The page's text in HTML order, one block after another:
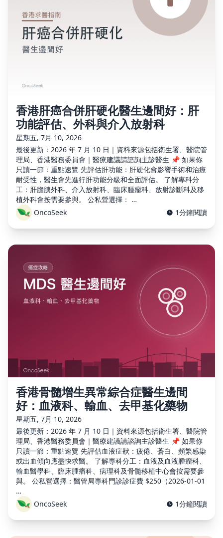
香港肝癌合併肝硬化醫生邊間好：肝
功能評估、外科與介入放射科
星期五, 7月 10, 2026
最後更新：2026 年 7 月 10 日｜資料來源包括衛生署、醫院管
理局、香港醫務委員會｜醫療建議請諮詢主診醫生 📌 如果你
只讀一節：重點速覽 先評估肝功能：肝硬化會影響手術和治療
耐受性，醫生會先進行肝功能分級和全面評估。 了解專科分
工：肝膽胰外科、介入放射科、臨床腫瘤科、放射診斷科及移
植外科會按需要參與。 公私營選擇： …
OncoSeek
1分鐘閱讀
香港骨髓增生異常綜合症醫生邊間
好：血液科、輸血、去甲基化藥物
星期五, 7月 10, 2026
最後更新：2026 年 7 月 10 日｜資料來源包括衛生署、醫院管
理局、香港醫務委員會｜醫療建議請諮詢主診醫生 📌 如果你
只讀一節：重點速覽 先評估血液症狀：疲倦、蒼白、頻繁感染
或出血傾向應盡快求醫。 了解專科分工：血液及血液腫瘤科、
輸血醫學科、臨床腫瘤科、病理科及骨髓移植中心會按需要參
與。 公私營選擇：醫管局專科門診診症費 $250（2026-01-01
…
OncoSeek
1分鐘閱讀